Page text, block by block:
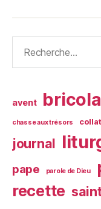
avent
chasse aux trésors
journal
pape parole de Dieu
recette